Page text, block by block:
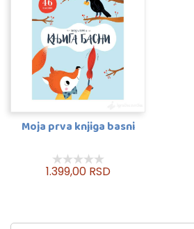
Moja prva knjiga basni
1.399,00 RSD